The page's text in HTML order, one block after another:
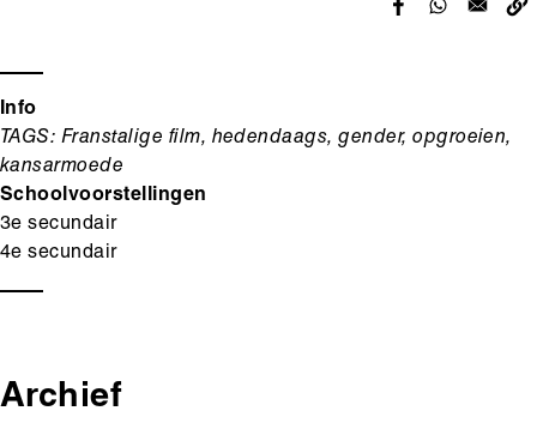
Info
TAGS: Franstalige film, hedendaags, gender, opgroeien,
kansarmoede
Schoolvoorstellingen
3e secundair
4e secundair
Archief